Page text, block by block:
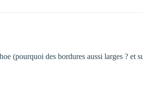
(pourquoi des bordures aussi larges ? et